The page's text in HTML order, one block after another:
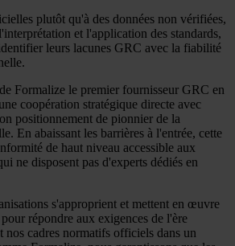
plutôt qu'à des données non vérifiées,
et l'application des standards,
leurs lacunes GRC avec la fiabilité
Formalize le premier fournisseur GRC en
coopération stratégique directe avec
positionnement de pionnier de la
En abaissant les barrières à l'entrée, cette
de haut niveau accessible aux
ne disposent pas d'experts dédiés en
s'approprient et mettent en œuvre
répondre aux exigences de l'ère
nos cadres normatifs officiels dans un